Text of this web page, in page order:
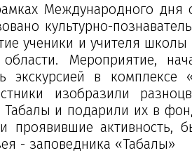
Международного дня
культурно-
ученики и учителя
Мероприятие,
экскурсией в
изобразили
и подарили их в
проявившие активность,
- заповедника «Таңбалы»